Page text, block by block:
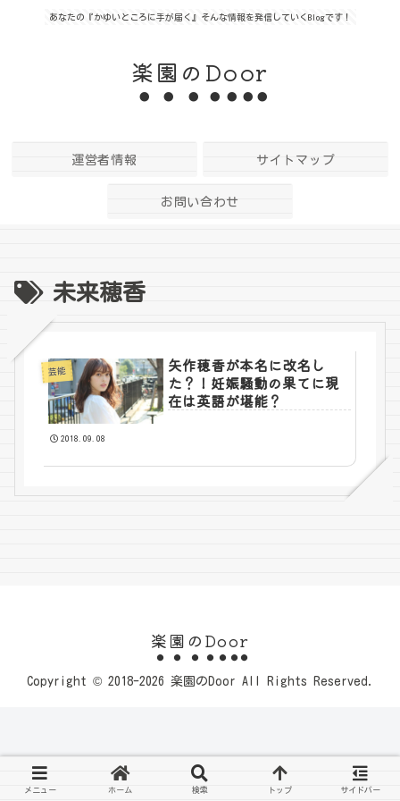
あなたの『かゆいところに手が届く』そんな情報を発信していくBlogです！
楽園のDoor
運営者情報 サイトマップ
お問い合わせ
未来穂香
芸能
矢作穂香が本名に改名し
た？！妊娠騒動の果てに現
在は英語が堪能？
2018.09.08
楽園のDoor
Copyright © 2018-2026 楽園のDoor All Rights Reserved.
メニュー ホーム 検索 トップ サイドバー